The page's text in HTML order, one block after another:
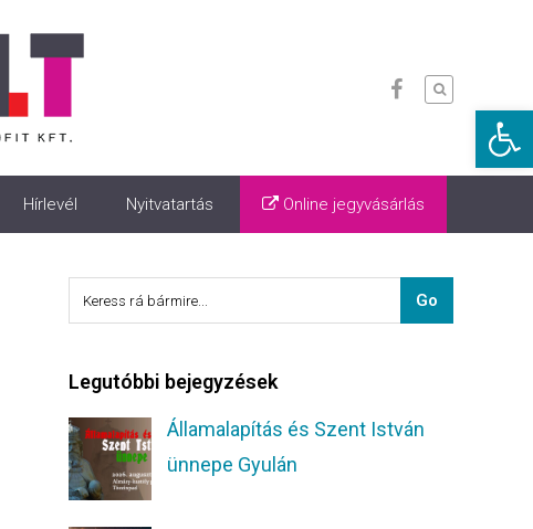
Hírlevél Nyitvatartás Online jegyvásárlás
Legutóbbi bejegyzések
Államalapítás és Szent István
ünnepe Gyulán